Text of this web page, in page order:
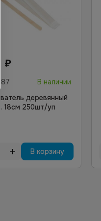
₽
В наличии
деревянный
18см 250шт/уп
В корзину